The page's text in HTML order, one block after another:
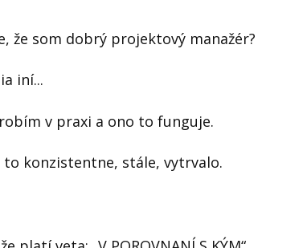
že som dobrý projektový manažér?
iní...
v praxi a ono to funguje.
konzistentne, stále, vytrvalo.